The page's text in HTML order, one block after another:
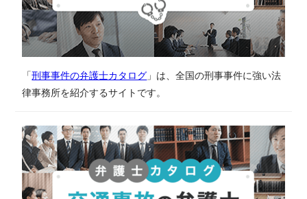
「刑事事件の弁護士カタログ 」は、全国の刑事事件に強い法
律事務所を紹介するサイトです。